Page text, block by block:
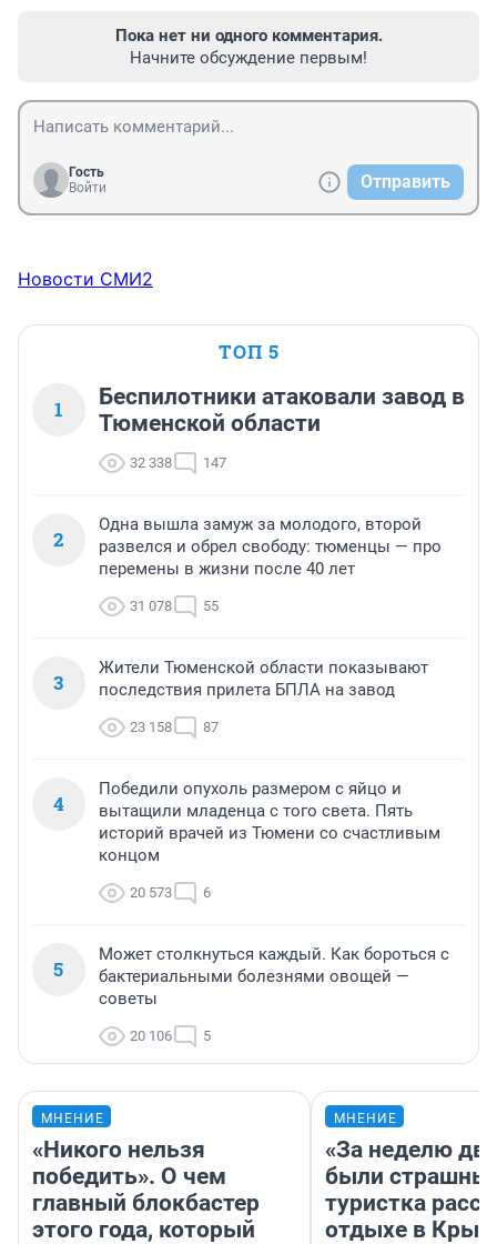
Пока нет ни одного комментария.
Начните обсуждение первым!
Гость
Войти
Отправить
Новости СМИ2
ТОП 5
1
Беспилотники атаковали завод в
Тюменской области
32 338 147
2
Одна вышла замуж за молодого, второй
развелся и обрел свободу: тюменцы — про
перемены в жизни после 40 лет
31 078 55
3
Жители Тюменской области показывают
последствия прилета БПЛА на завод
23 158 87
4
Победили опухоль размером с яйцо и
вытащили младенца с того света. Пять
историй врачей из Тюмени со счастливым
концом
20 573 6
5
Может столкнуться каждый. Как бороться с
бактериальными болезнями овощей —
советы
20 106 5
МНЕНИЕ
«Никого нельзя
победить». О чем
главный блокбастер
этого года, который
МНЕНИЕ
«За неделю
были
туристка
отдыхе в